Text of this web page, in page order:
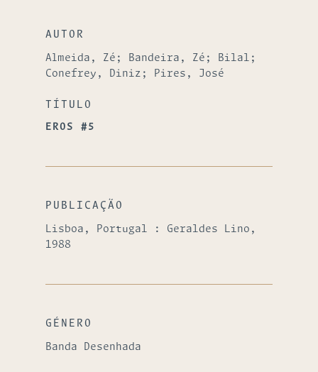
AUTOR
Almeida, Zé; Bandeira, Zé; Bilal;
Conefrey, Diniz; Pires, José
TÍTULO
EROS #5
PUBLICAÇÃO
Lisboa, Portugal : Geraldes Lino,
1988
GÉNERO
Banda Desenhada